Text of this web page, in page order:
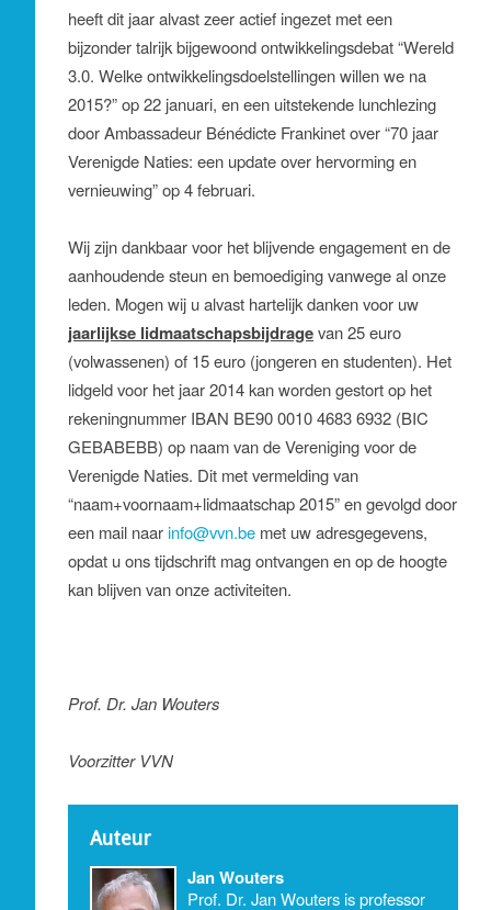
heeft dit jaar alvast zeer actief ingezet met een
bijzonder talrijk bijgewoond ontwikkelingsdebat “Wereld
3.0. Welke ontwikkelingsdoelstellingen willen we na
2015?” op 22 januari, en een uitstekende lunchlezing
door Ambassadeur Bénédicte Frankinet over “70 jaar
Verenigde Naties: een update over hervorming en
vernieuwing” op 4 februari.
Wij zijn dankbaar voor het blijvende engagement en de
aanhoudende steun en bemoediging vanwege al onze
leden. Mogen wij u alvast hartelijk danken voor uw
jaarlijkse lidmaatschapsbijdragevan 25 euro
(volwassenen) of 15 euro (jongeren en studenten). Het
lidgeld voor het jaar 2014 kan worden gestort op het
rekeningnummer IBAN BE90 0010 4683 6932 (BIC
GEBABEBB) op naam van de Vereniging voor de
Verenigde Naties. Dit met vermelding van
“naam+voornaam+lidmaatschap 2015” en gevolgd door
een mail naarinfo@vvn.be met uw adresgegevens,
opdat u ons tijdschrift mag ontvangen en op de hoogte
kan blijven van onze activiteiten.
Prof. Dr. Jan Wouters
Voorzitter VVN
Auteur
Jan Wouters
Prof. Dr. Jan Wouters is professor